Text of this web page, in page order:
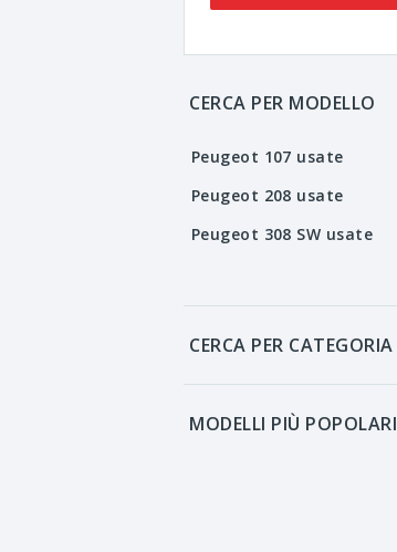
CERCA PER MODELLO
Peugeot 107 usate
Peugeot 208 usate
Peugeot 308 SW usate
CERCA PER CATEGORIA
MODELLI PIÙ POPOLARI